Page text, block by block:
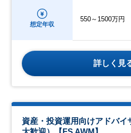
想定年収
550～1500万円
詳しく見
資産・投資運用向けアドバイ